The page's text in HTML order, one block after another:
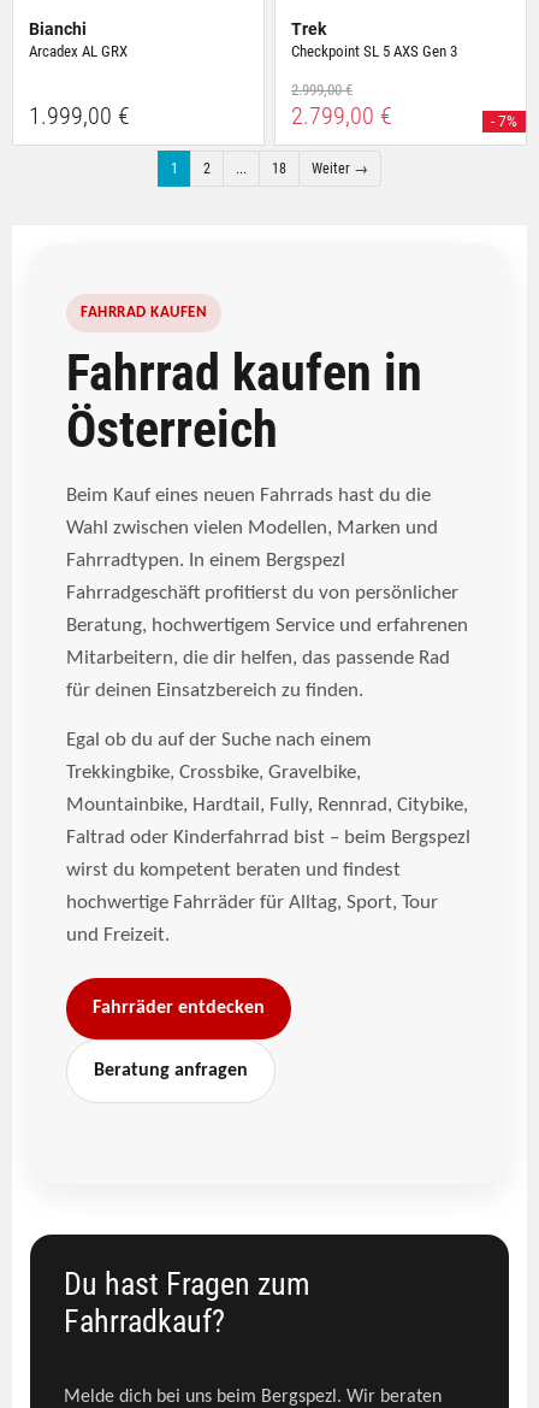
Bianchi
Arcadex AL GRX
1.999,00 €
Trek
Checkpoint SL 5 AXS Gen 3
2.999,00 €
2.799,00 € - 7%
1 2 ... 18 Weiter →
FAHRRAD KAUFEN
Fahrrad kaufen in
Österreich
Beim Kauf eines neuen Fahrrads hast du die
Wahl zwischen vielen Modellen, Marken und
Fahrradtypen. In einem Bergspezl
Fahrradgeschäft profitierst du von persönlicher
Beratung, hochwertigem Service und erfahrenen
Mitarbeitern, die dir helfen, das passende Rad
für deinen Einsatzbereich zu finden.
Egal ob du auf der Suche nach einem
Trekkingbike, Crossbike, Gravelbike,
Mountainbike, Hardtail, Fully, Rennrad, Citybike,
Faltrad oder Kinderfahrrad bist – beim Bergspezl
wirst du kompetent beraten und findest
hochwertige Fahrräder für Alltag, Sport, Tour
und Freizeit.
Fahrräder entdecken
Beratung anfragen
Du hast Fragen zum
Fahrradkauf?
Melde dich bei uns beim Bergspezl. Wir beraten